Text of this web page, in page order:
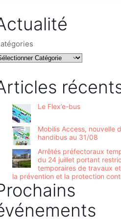
Le Flex’e-bus
Mobilis Access, nouvelle
handibus au 31/08
Arrêtés préfectoraux
du 24 juillet portant
temporaires de travaux
la prévention et la protection